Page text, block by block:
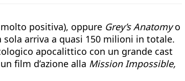
positiva), oppure Grey’s Anatomyo
sola arriva a quasi 150 milioni in totale.
apocalittico con un grande cast
film d’azione alla Mission Impossible,